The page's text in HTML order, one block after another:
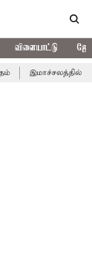
விளையாட்டு
இமாச்சலத்தில்